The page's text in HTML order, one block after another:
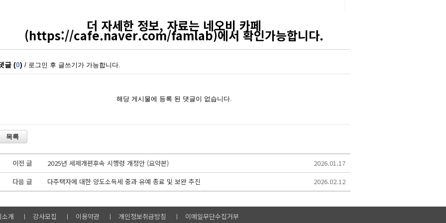
더 자세한 정보, 자료는 네오비 카페
(https://cafe.naver.com/famlab)에서 확인가능합니다.
이전 글 2025년 세제개편후속 시행령 개정안 (요약본)
2026.01.17
다음 글
다주택자에 대한 양도소득세 중과 유예 종료 및 보완 추진 2026.02.12
소개 강사모집 이용약관 개인정보취급방침 이메일무단수집거부